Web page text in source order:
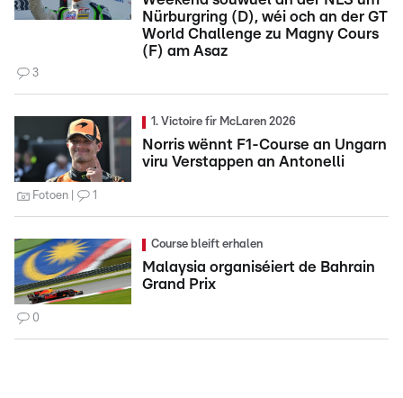
Nürburgring (D), wéi och an der GT
World Challenge zu Magny Cours
(F) am Asaz
3
1. Victoire fir McLaren 2026
Norris wënnt F1-Course an Ungarn
viru Verstappen an Antonelli
Fotoen 1
Course bleift erhalen
Malaysia organiséiert de Bahrain
Grand Prix
0